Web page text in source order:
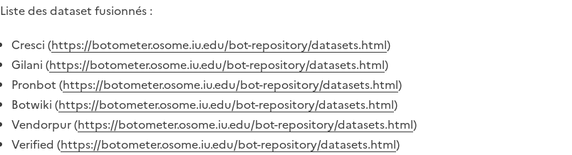
Liste des dataset fusionnés :
Cresci (https://botometer.osome.iu.edu/bot-repository/datasets.html)
Gilani (https://botometer.osome.iu.edu/bot-repository/datasets.html)
Pronbot (https://botometer.osome.iu.edu/bot-repository/datasets.html)
Botwiki (https://botometer.osome.iu.edu/bot-repository/datasets.html)
Vendorpur (https://botometer.osome.iu.edu/bot-repository/datasets.html)
Verified (https://botometer.osome.iu.edu/bot-repository/datasets.html)